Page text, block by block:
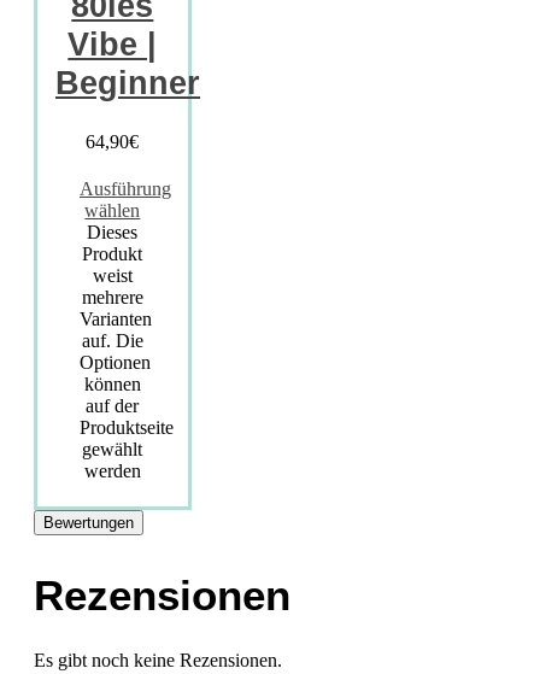
Vibe |
Beginner
64,90€
Ausführung
wählen
Dieses
Produkt
weist
mehrere
Varianten
auf. Die
Optionen
können
auf der
Produktseite
gewählt
werden
Bewertungen
Rezensionen
Es gibt noch keine Rezensionen.